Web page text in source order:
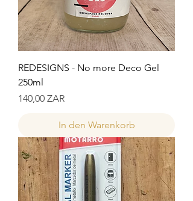
REDESIGNS - No more Deco Gel
250ml
Preis
140,00 ZAR
In den Warenkorb